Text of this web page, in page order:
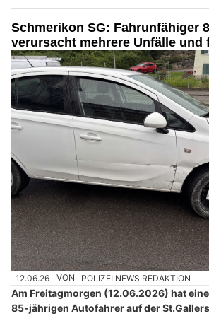
Schmerikon SG: Fahrunfähiger
verursacht mehrere Unfälle und
12.06.26 VON POLIZEI.NEWS REDAKTION
Am Freitagmorgen (12.06.2026) hat
85-jährigen Autofahrer auf der